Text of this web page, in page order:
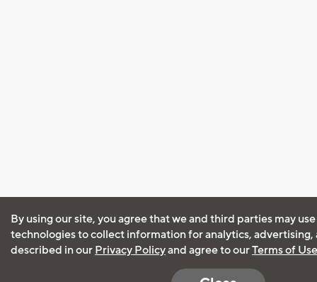
By using our site, you agree that we and third parties may
technologies to collect information for analytics, advertising,
described in our Privacy Policyand agree to ourTerms of Use